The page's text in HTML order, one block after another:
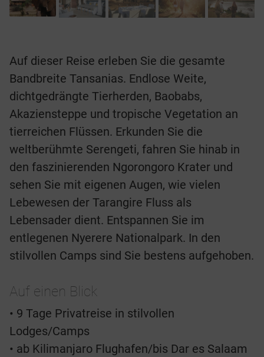
Auf dieser Reise erleben Sie die gesamte
Bandbreite Tansanias. Endlose Weite,
dichtgedrängte Tierherden, Baobabs,
Akaziensteppe und tropische Vegetation an
tierreichen Flüssen. Erkunden Sie die
weltberühmte Serengeti, fahren Sie hinab in
den faszinierenden Ngorongoro Krater und
sehen Sie mit eigenen Augen, wie vielen
Lebewesen der Tarangire Fluss als
Lebensader dient. Entspannen Sie im
entlegenen Nyerere Nationalpark. In den
stilvollen Camps sind Sie bestens aufgehoben.
Auf einen Blick
• 9 Tage Privatreise in stilvollen
Lodges/Camps
• ab Kilimanjaro Flughafen/bis Dar es Salaam